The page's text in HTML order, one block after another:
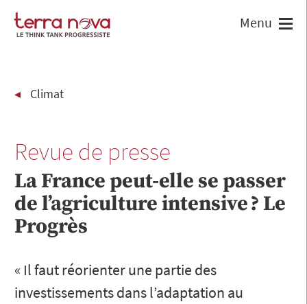
Climat
Revue de presse
La France peut-elle se passer
de l’agriculture intensive ? Le
Progrès
« Il faut réorienter une partie des
investissements dans l’adaptation au